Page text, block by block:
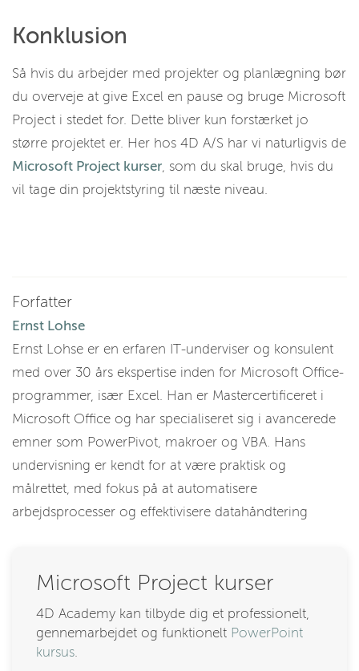
Konklusion
Så hvis du arbejder med projekter og planlægning bør
du overveje at give Excel en pause og bruge Microsoft
Project i stedet for. Dette bliver kun forstærket jo
større projektet er. Her hos 4D A/S har vi naturligvis de
Microsoft Project kurser, som du skal bruge, hvis du
vil tage din projektstyring til næste niveau.
Forfatter
Ernst Lohse
Ernst Lohse er en erfaren IT-underviser og konsulent
med over 30 års ekspertise inden for Microsoft Office-
programmer, især Excel. Han er Mastercertificeret i
Microsoft Office og har specialiseret sig i avancerede
emner som PowerPivot, makroer og VBA. Hans
undervisning er kendt for at være praktisk og
målrettet, med fokus på at automatisere
arbejdsprocesser og effektivisere datahåndtering
Microsoft Project kurser
4D Academy kan tilbyde dig et professionelt,
gennemarbejdet og funktionelt PowerPoint
kursus.